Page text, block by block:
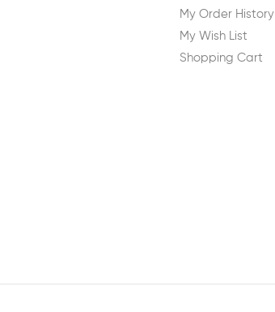
My Order History
My Wish List
Shopping Cart